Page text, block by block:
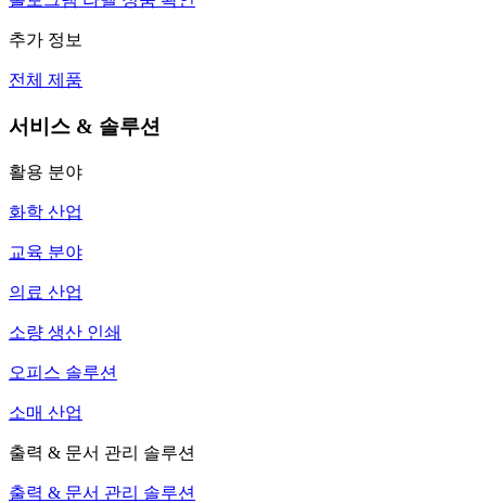
추가 정보
전체 제품
서비스 & 솔루션
활용 분야
화학 산업
교육 분야
의료 산업
소량 생산 인쇄
오피스 솔루션
소매 산업
출력 & 문서 관리 솔루션
출력 & 문서 관리 솔루션